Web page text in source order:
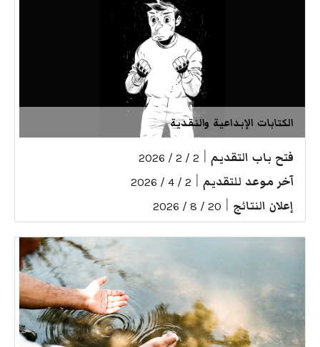
الكتابات الإبداعية والنقدية
فتح باب التقديم 2 / 2 / 2026
آخر موعد للتقديم 2 / 4 / 2026
إعلان النتائج 20 / 8 / 2026